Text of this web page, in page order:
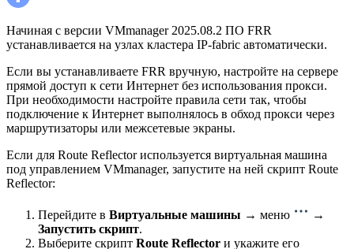
Начиная с версии VMmanager 2025.08.2 ПО FRR
устанавливается на узлах кластера IP-fabric автоматически.
Если вы устанавливаете FRR вручную, настройте на сервере
прямой доступ к сети Интернет без использования прокси.
При необходимости настройте правила сети так, чтобы
подключение к Интернет выполнялось в обход прокси через
маршрутизаторы или межсетевые экраны.
Если для Route Reflector используется виртуальная машина
под управлением VMmanager, запустите на ней скрипт Route
Reflector:
Перейдите в Виртуальные машины → меню
→
Запустить скрипт.
Выберите скрипт Route Reflector и укажите его